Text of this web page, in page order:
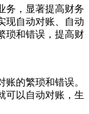
务，显著提高财务
现自动对账、自动
琐和错误，提高财
的繁琐和错误。
可以自动对账，生